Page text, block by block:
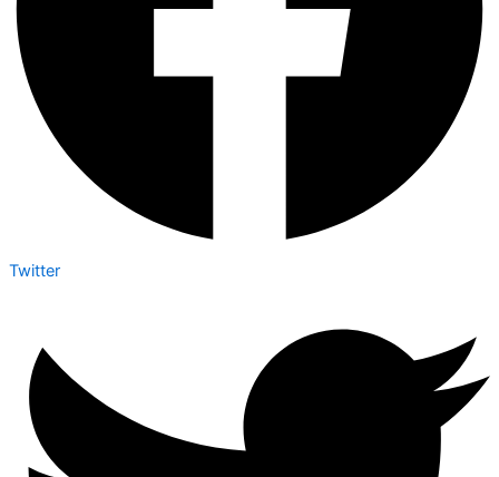
Twitter